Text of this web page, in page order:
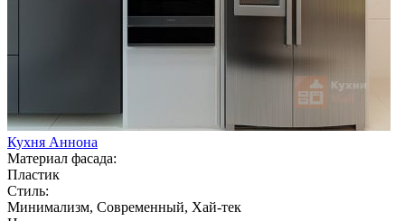
Кухня Аннона
Материал фасада:
Пластик
Стиль:
Минимализм, Современный, Хай-тек